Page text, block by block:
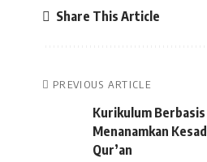
Share This Article
PREVIOUS ARTICLE
Kurikulum
Menanamkan
Qur’an